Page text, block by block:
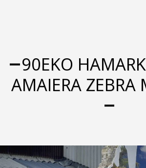
90EKO
AMAIERA ZEBRA